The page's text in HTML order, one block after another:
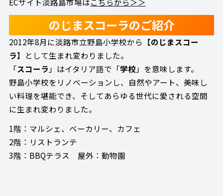
のじまスコーラのご紹介
2012年8月に淡路市立野島小学校から【のじまスコー
ラ】として生まれ変わりました。
「スコーラ 」はイタリア語で「学校」を意味します。
野島小学校をリノベーションし、自然やアート、美味し
い料理を堪能でき、そしてあらゆる世代に愛される空間
に生まれ変わりました。
1階：マルシェ、ベーカリー、カフェ
2階：リストランテ
3階：BBQテラス 屋外：動物園